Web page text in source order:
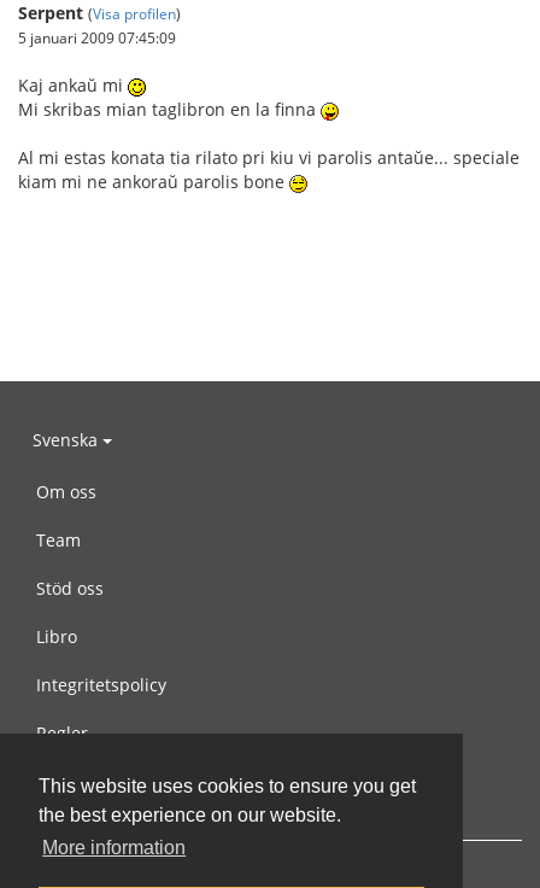
This website uses cookies to ensure you get
the best experience on our website.
More information
Serpent (Visa profilen)
5 januari 2009 07:45:09
Kaj ankaŭ mi
Mi skribas mian taglibron en la finna
Al mi estas konata tia rilato pri kiu vi parolis antaŭe... speciale
kiam mi ne ankoraŭ parolis bone
Svenska
Om oss
Team
Stöd oss
Libro
Integritetspolicy
Regler
Kontakta oss